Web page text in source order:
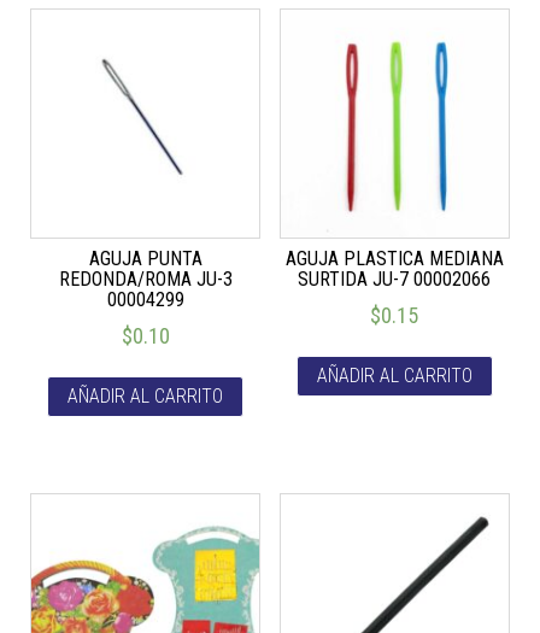
AGUJA PUNTA
REDONDA/ROMA JU-3
00004299
$0.10
AÑADIR AL CARRITO
AGUJA PLASTICA MEDIANA
SURTIDA JU-7 00002066
$0.15
AÑADIR AL CARRITO